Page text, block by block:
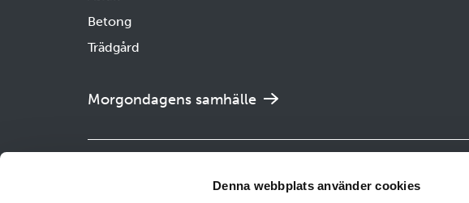
Denna webbplats använder cookies
Betong
Trädgård
Morgondagens samhälle